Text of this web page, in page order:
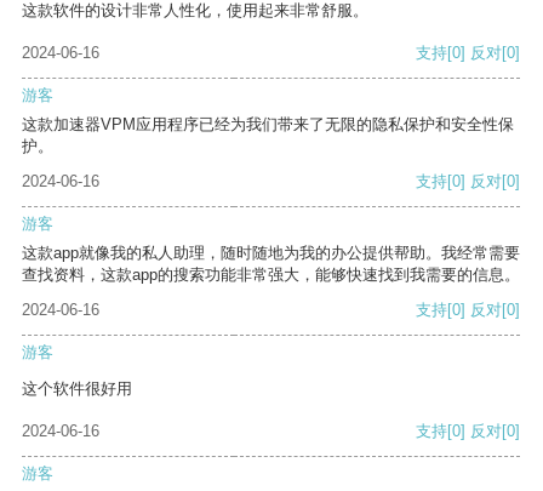
这款软件的设计非常人性化，使用起来非常舒服。
2024-06-16 支持[0] 反对[0]
游客
这款加速器VPM应用程序已经为我们带来了无限的隐私保护和安全性保
护。
2024-06-16
支持[0] 反对[0]
游客
这款app就像我的私人助理，随时随地为我的办公提供帮助。我经常需要
查找资料，这款app的搜索功能非常强大，能够快速找到我需要的信息。
2024-06-16
支持[0] 反对[0]
游客
这个软件很好用
2024-06-16 支持[0] 反对[0]
游客